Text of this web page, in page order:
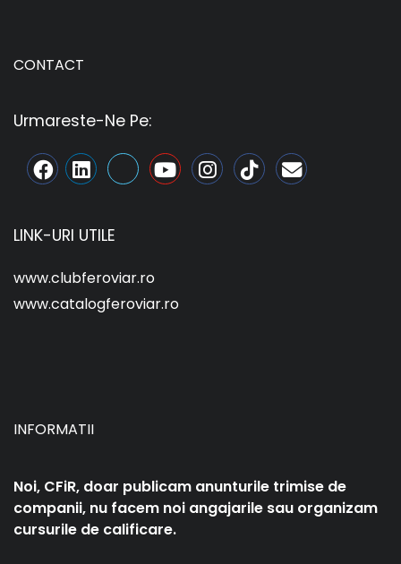
CONTACT
Urmareste-Ne Pe:
LINK-URI UTILE
www.clubferoviar.ro
www.catalogferoviar.ro
INFORMATII
Noi, CFiR, doar publicam anunturile trimise de
companii, nu facem noi angajarile sau organizam
cursurile de calificare.